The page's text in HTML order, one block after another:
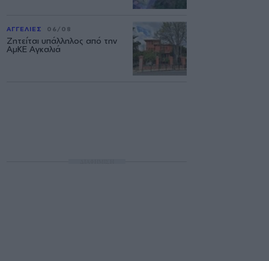
ΑΓΓΕΛΙΕΣ 06/08
Ζητείται υπάλληλος από την
ΑμΚΕ Αγκαλιά